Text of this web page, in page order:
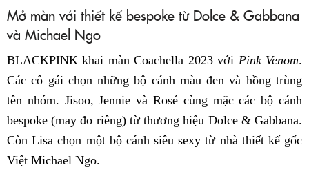
Mở màn với thiết kế bespoke từ Dolce & Gabbana
và Michael Ngo
BLACKPINK khai màn Coachella 2023 với Pink Venom.
Các cô gái chọn những bộ cánh màu đen và hồng trùng
tên nhóm. Jisoo, Jennie và Rosé cùng mặc các bộ cánh
bespoke (may đo riêng) từ thương hiệu Dolce & Gabbana.
Còn Lisa chọn một bộ cánh siêu sexy từ nhà thiết kế gốc
Việt Michael Ngo.